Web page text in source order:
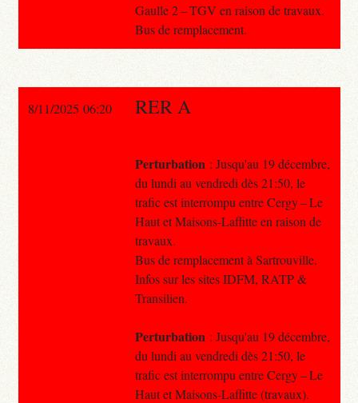
Gaulle 2 – TGV en raison de travaux.
Bus de remplacement.
8/11/2025 06:20 RER A
Perturbation : Jusqu'au 19 décembre,
du lundi au vendredi dès 21:50, le
trafic est interrompu entre Cergy – Le
Haut et Maisons-Laffitte en raison de
travaux.
Bus de remplacement à Sartrouville.
Infos sur les sites IDFM, RATP &
Transilien.
Perturbation : Jusqu'au 19 décembre,
du lundi au vendredi dès 21:50, le
trafic est interrompu entre Cergy – Le
Haut et Maisons-Laffitte (travaux).